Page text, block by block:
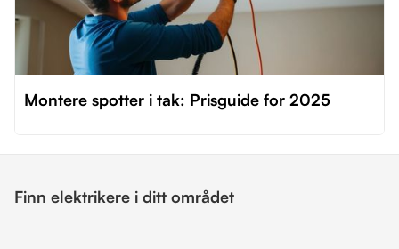
Montere spotter i tak: Prisguide for 2025
Finn elektrikere i ditt området